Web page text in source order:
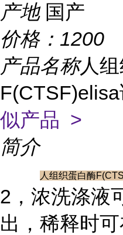
产地 国产
价格： 1200
产品名称人
似产品 >
简介
人组织蛋白酶
2，浓洗涤液
出，稀释时